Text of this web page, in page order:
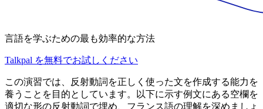
言語を学ぶための最も効率的な方法
Talkpal を無料でお試しください
この演習では、反射動詞を正しく使った文を作成する能力を
養うことを目的としています。以下に示す例文にある空欄を
適切な形の反射動詞で埋め、フランス語の理解を深めましょ